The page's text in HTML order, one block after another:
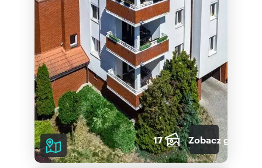
17 Zobacz galerię